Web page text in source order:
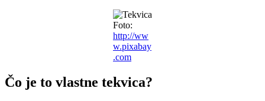
Foto:
http://ww
w.pixabay
.com
Čo je to vlastne tekvica?